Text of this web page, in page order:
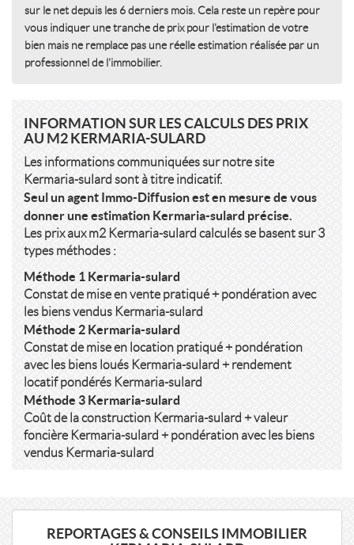
sur le net depuis les 6 derniers mois. Cela reste un repère pour
vous indiquer une tranche de prix pour l'estimation de votre
bien mais ne remplace pas une réelle estimation réalisée par un
professionnel de l'immobilier.
INFORMATION SUR LES CALCULS DES PRIX
AU M2 KERMARIA-SULARD
Les informations communiquées sur notre site
Kermaria-sulard sont à titre indicatif.
Seul un agent Immo-Diffusion est en mesure de vous
donner une estimation Kermaria-sulard précise.
Les prix aux m2 Kermaria-sulard calculés se basent sur 3
types méthodes :
Méthode 1 Kermaria-sulard
Constat de mise en vente pratiqué + pondération avec
les biens vendus Kermaria-sulard
Méthode 2 Kermaria-sulard
Constat de mise en location pratiqué + pondération
avec les biens loués Kermaria-sulard + rendement
locatif pondérés Kermaria-sulard
Méthode 3 Kermaria-sulard
Coût de la construction Kermaria-sulard + valeur
foncière Kermaria-sulard + pondération avec les biens
vendus Kermaria-sulard
REPORTAGES & CONSEILS IMMOBILIER